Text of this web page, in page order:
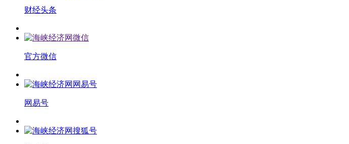
财经头条
官方微信
网易号